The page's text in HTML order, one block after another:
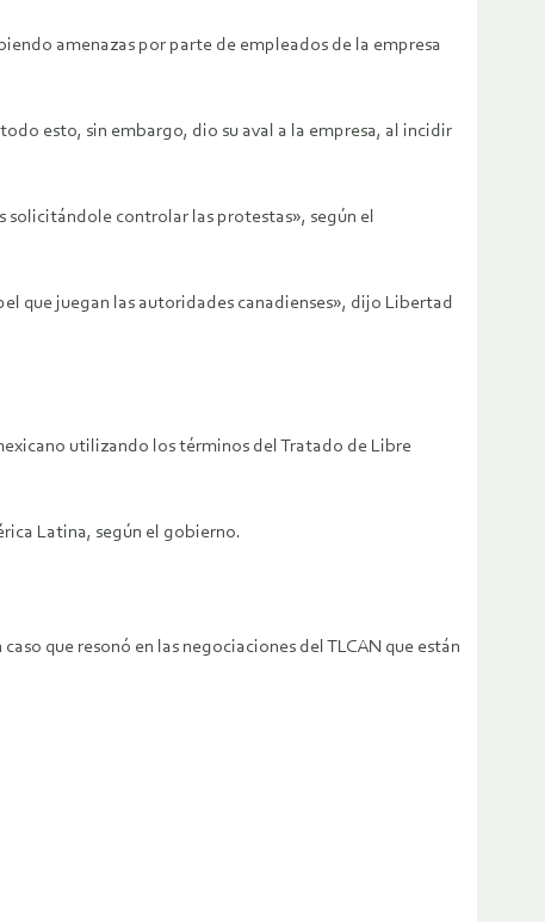
amenazas por parte de empleados de la empresa
esto, sin embargo, dio su aval a la empresa, al incidir
controlar las protestas», según el
que juegan las autoridades canadienses», dijo Libertad
utilizando los términos del Tratado de Libre
Latina, según el gobierno.
que resonó en las negociaciones del TLCAN que están